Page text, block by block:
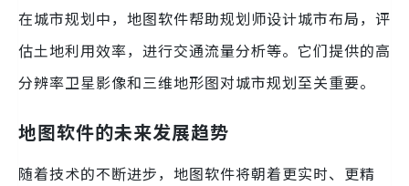
在城市规划中，地图软件帮助规划师设计城市布局，评
估土地利用效率，进行交通流量分析等。它们提供的高
分辨率卫星影像和三维地形图对城市规划至关重要。
地图软件的未来发展趋势
随着技术的不断进步，地图软件将朝着更实时、更精